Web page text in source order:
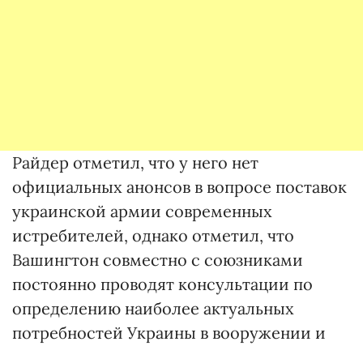
Райдер отметил, что у него нет
официальных анонсов в вопросе поставок
украинской армии современных
истребителей, однако отметил, что
Вашингтон совместно с союзниками
постоянно проводят консультации по
определению наиболее актуальных
потребностей Украины в вооружении и